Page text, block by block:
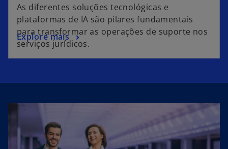
As diferentes soluções tecnológicas e
plataformas de IA são pilares fundamentais
para transformar as operações de suporte nos
serviços jurídicos.
Explore mais